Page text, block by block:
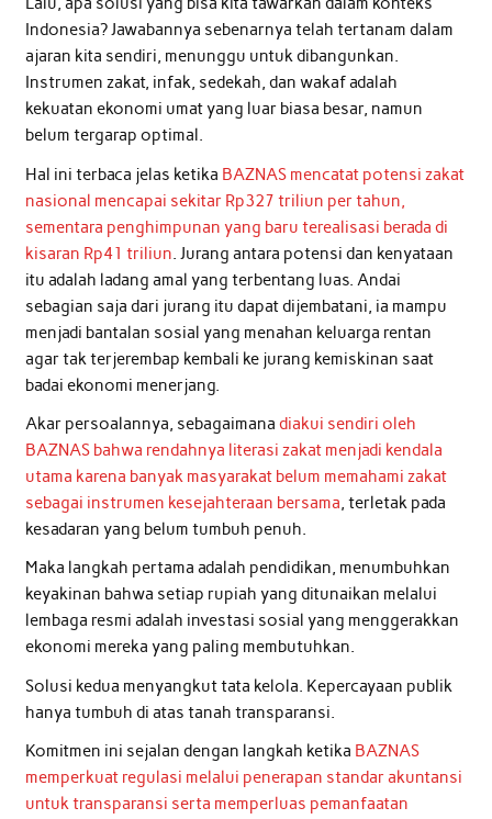
Indonesia? Jawabannya sebenarnya telah tertanam dalam
ajaran kita sendiri, menunggu untuk dibangunkan.
Instrumen zakat, infak, sedekah, dan wakaf adalah
kekuatan ekonomi umat yang luar biasa besar, namun
belum tergarap optimal.
Hal ini terbaca jelas ketika BAZNAS mencatat potensi zakat
nasional mencapai sekitar Rp327 triliun per tahun,
sementara penghimpunan yang baru terealisasi berada di
kisaran Rp41 triliun . Jurang antara potensi dan kenyataan
itu adalah ladang amal yang terbentang luas. Andai
sebagian saja dari jurang itu dapat dijembatani, ia mampu
menjadi bantalan sosial yang menahan keluarga rentan
agar tak terjerembap kembali ke jurang kemiskinan saat
badai ekonomi menerjang.
Akar persoalannya, sebagaimana diakui sendiri oleh
BAZNAS bahwa rendahnya literasi zakat menjadi kendala
utama karena banyak masyarakat belum memahami zakat
sebagai instrumen kesejahteraan bersama, terletak pada
kesadaran yang belum tumbuh penuh.
Maka langkah pertama adalah pendidikan, menumbuhkan
keyakinan bahwa setiap rupiah yang ditunaikan melalui
lembaga resmi adalah investasi sosial yang menggerakkan
ekonomi mereka yang paling membutuhkan.
Solusi kedua menyangkut tata kelola. Kepercayaan publik
hanya tumbuh di atas tanah transparansi.
Komitmen ini sejalan dengan langkah ketika BAZNAS
memperkuat regulasi melalui penerapan standar akuntansi
untuk transparansi serta memperluas pemanfaatan